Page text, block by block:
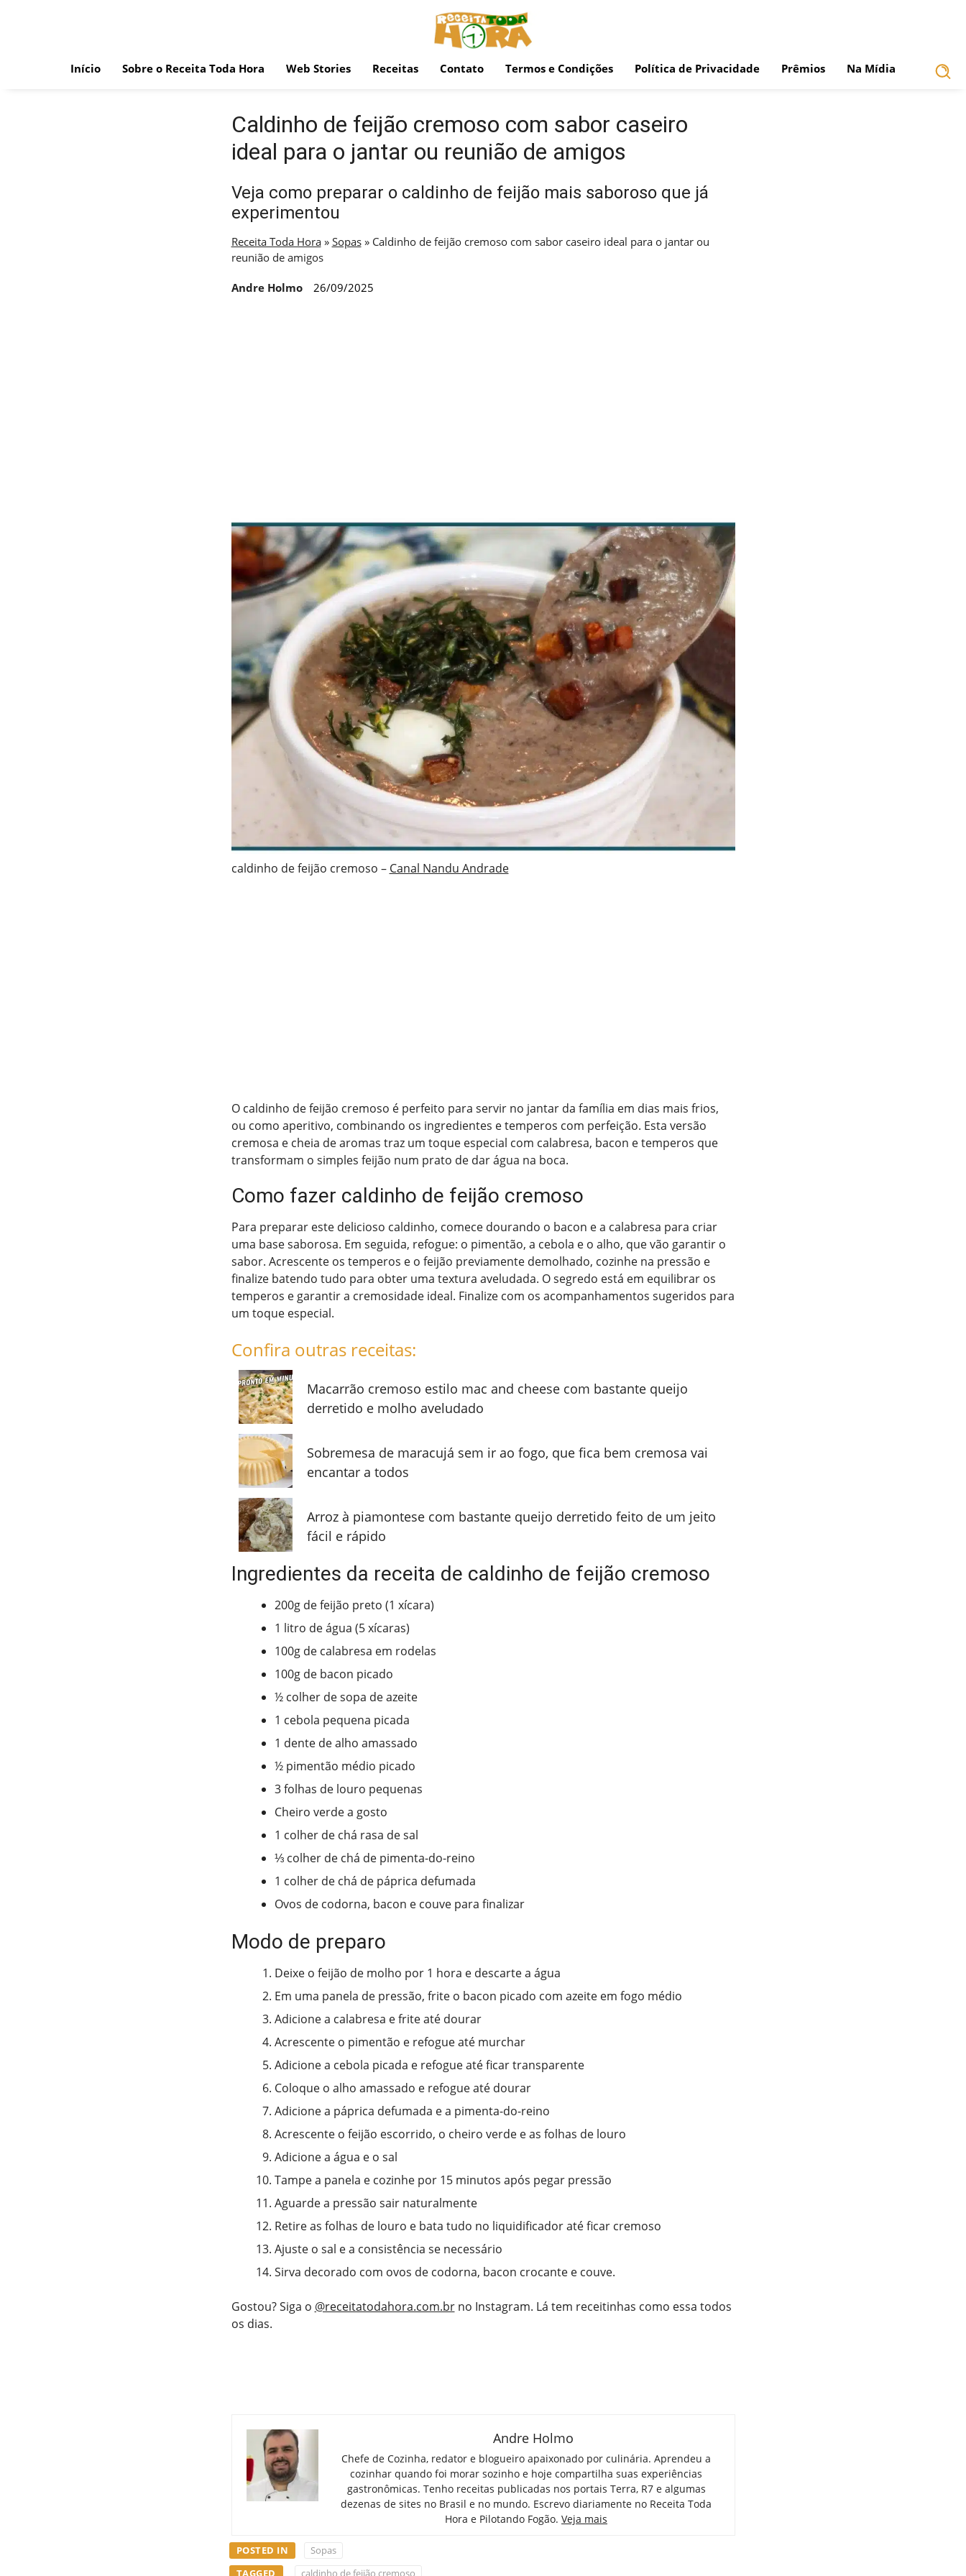
Início Sobre o Receita Toda Hora Web Stories Receitas Contato Termos e Condições Política de Privacidade Prêmios Na Mídia
Caldinho de feijão cremoso com sabor caseiro
ideal para o jantar ou reunião de amigos
Veja como preparar o caldinho de feijão mais saboroso que já
experimentou
Receita Toda Hora» Sopas» Caldinho de feijão cremoso com sabor caseiro ideal para o jantar ou
reunião de amigos
Andre Holmo 26/09/2025
caldinho de feijão cremoso – Canal Nandu Andrade
O caldinho de feijão cremoso é perfeito para servir no jantar da família em dias mais frios,
ou como aperitivo, combinando os ingredientes e temperos com perfeição. Esta versão
cremosa e cheia de aromas traz um toque especial com calabresa, bacon e temperos que
transformam o simples feijão num prato de dar água na boca.
Como fazer caldinho de feijão cremoso
Para preparar este delicioso caldinho, comece dourando o bacon e a calabresa para criar
uma base saborosa. Em seguida, refogue: o pimentão, a cebola e o alho, que vão garantir o
sabor. Acrescente os temperos e o feijão previamente demolhado, cozinhe na pressão e
finalize batendo tudo para obter uma textura aveludada. O segredo está em equilibrar os
temperos e garantir a cremosidade ideal. Finalize com os acompanhamentos sugeridos para
um toque especial.
Confira outras receitas:
Macarrão cremoso estilo mac and cheese com bastante queijo
derretido e molho aveludado
Sobremesa de maracujá sem ir ao fogo, que fica bem cremosa vai
encantar a todos
Arroz à piamontese com bastante queijo derretido feito de um jeito
fácil e rápido
Ingredientes da receita de caldinho de feijão cremoso
200g de feijão preto (1 xícara)
1 litro de água (5 xícaras)
100g de calabresa em rodelas
100g de bacon picado
½ colher de sopa de azeite
1 cebola pequena picada
1 dente de alho amassado
½ pimentão médio picado
3 folhas de louro pequenas
Cheiro verde a gosto
1 colher de chá rasa de sal
⅓ colher de chá de pimenta-do-reino
1 colher de chá de páprica defumada
Ovos de codorna, bacon e couve para finalizar
Modo de preparo
Deixe o feijão de molho por 1 hora e descarte a água
Em uma panela de pressão, frite o bacon picado com azeite em fogo médio
Adicione a calabresa e frite até dourar
Acrescente o pimentão e refogue até murchar
Adicione a cebola picada e refogue até ficar transparente
Coloque o alho amassado e refogue até dourar
Adicione a páprica defumada e a pimenta-do-reino
Acrescente o feijão escorrido, o cheiro verde e as folhas de louro
Adicione a água e o sal
Tampe a panela e cozinhe por 15 minutos após pegar pressão
Aguarde a pressão sair naturalmente
Retire as folhas de louro e bata tudo no liquidificador até ficar cremoso
Ajuste o sal e a consistência se necessário
Sirva decorado com ovos de codorna, bacon crocante e couve.
Gostou? Siga o @receitatodahora.com.brno Instagram. Lá tem receitinhas como essa todos
os dias.
Andre Holmo
Chefe de Cozinha, redator e blogueiro apaixonado por culinária. Aprendeu a
cozinhar quando foi morar sozinho e hoje compartilha suas experiências
gastronômicas. Tenho receitas publicadas nos portais Terra, R7 e algumas
dezenas de sites no Brasil e no mundo. Escrevo diariamente no Receita Toda
Hora e Pilotando Fogão. Veja mais
POSTED IN
Sopas
TAGGED
caldinho de feijão cremoso